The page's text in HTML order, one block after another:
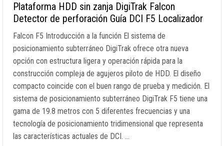
Plataforma HDD sin zanja DigiTrak Falcon
Detector de perforación Guía DCI F5 Localizador
Falcon F5 Introducción a la función El sistema de
posicionamiento subterráneo DigiTrak ofrece otra nueva
opción con estructura ligera y operación rápida para la
construcción compleja de agujeros piloto de HDD. El diseño
compacto coincide con el buen rango de prueba y medición. El
sistema de posicionamiento subterráneo DigiTrak F5 tiene una
gama de 19.8 metros con 5 diferentes frecuencias y una
tecnología de posicionamiento tridimensional que representa
las características actuales de DCI. …